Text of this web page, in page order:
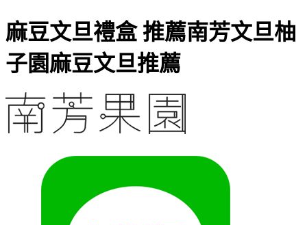
麻豆文旦禮盒 推薦南芳文旦柚
子園麻豆文旦推薦